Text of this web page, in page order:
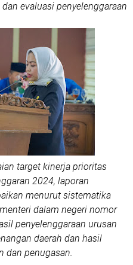
evaluasi penyelenggaraan
target kinerja prioritas
2024, laporan
menurut sistematika
dalam negeri nomor
penyelenggaraan urusan
daerah dan hasil
dan penugasan.